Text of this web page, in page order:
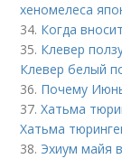
хеномелеса
34. Когда
35. Клевер
Клевер белый
36. Почему
37.Хатьма
Хатьма
38. Эхиум майя